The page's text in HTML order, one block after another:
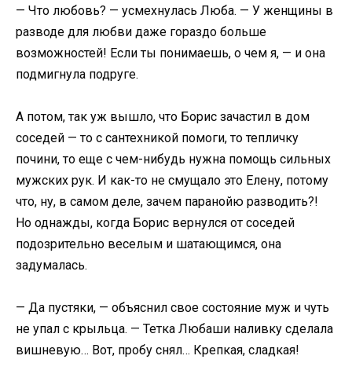
— Что любовь? — усмехнулась Люба. — У женщины в
разводе для любви даже гораздо больше
возможностей! Если ты понимаешь, о чем я, — и она
подмигнула подруге.
А потом, так уж вышло, что Борис зачастил в дом
соседей — то с сантехникой помоги, то тепличку
почини, то еще с чем-нибудь нужна помощь сильных
мужских рук. И как-то не смущало это Елену, потому
что, ну, в самом деле, зачем паранойю разводить?!
Но однажды, когда Борис вернулся от соседей
подозрительно веселым и шатающимся, она
задумалась.
— Да пустяки, — объяснил свое состояние муж и чуть
не упал с крыльца. — Тетка Любаши наливку сделала
вишневую… Вот, пробу снял… Крепкая, сладкая!